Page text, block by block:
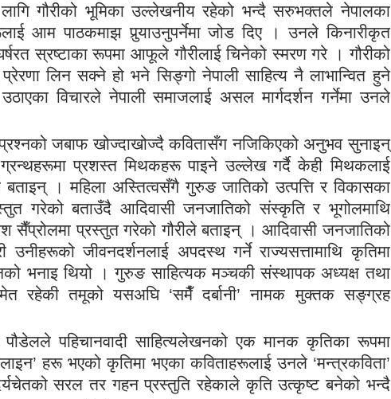
लागि गौरीको भूमिका उल्लेखनीय रहेको भन्दै सरुभक्तले नेपालका
आम पाठकमाझ पुर्‍याउनुपर्नेमा जोड दिए । उनले किनारीकृत
स्रष्टाका रूपमा आफूले गौरीलाई चिनेको स्मरण गरे । गौरीको
प्रेरणा लिन सक्ने हो भने सिङ्गो नेपाली साहित्य नै लाभान्वित हुने
विचारले नेपाली समाजलाई असल मार्गदर्शन गर्नेमा उनले
जबाफ खोज्दाखोज्दै कवितासँग नजिकिएको अनुभव सुनाइन्
प्रशस्त मिथकहरू पाइने उल्लेख गर्दै केही मिथकलाई
। महिला अस्तित्वसँगै गुरुङ जातिको उत्पत्ति र विकासका
गरेको बताउँदै आदिवासी जनजातिको संस्कृति र भूगोलमाथि
प्रस्तुत गरेको गौरीले बताइन् । आदिवासी जनजातिको
उनीहरूको जीवनदर्शनलाई अपदस्थ गर्ने राज्यसत्तामाथि कृतिमा
भनाइ थियो । गुरुङ साहित्यक मञ्चकी संस्थापक अध्यक्ष तथा
रहेकी तमूको यसअघि ‘समैँ दर्बानी’ नामक मुक्तक सङ्ग्रह
पौडेलले पहिचानवादी साहित्यलेखनको एक मानक कृतिका रूपमा
हरू भएको कृतिमा भएका कविताहरूलाई उनले ‘मन्त्रकविता’
सरल तर गहन प्रस्तुति रहेकाले कृति उत्कृष्ट बनेको भन्दै